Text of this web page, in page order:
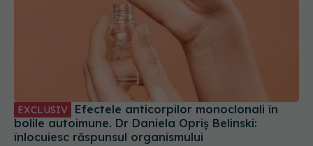
EXCLUSIV
bolile autoimune. Dr Daniela Opriș Belinski:
înlocuiesc răspunsul organismului